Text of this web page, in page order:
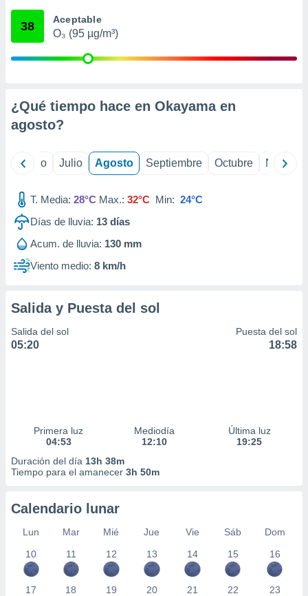
e
publicidad
1199
38 Aceptable
O₃ (95 µg/m³)
¿Qué tiempo hace en Okayama en
agosto?
Junio Julio Agosto Septiembre Octubre
T. Media: 28°C Max.: 32°C Min: 24°C
Días de lluvia: 13 días
Acum. de lluvia: 130 mm
Viento medio: 8 km/h
Salida y Puesta del sol
Salida del sol
05:20
Puesta del sol
18:58
Primera luz
04:53
Mediodía
12:10
Última luz
19:25
Duración del día 13h 38m
Tiempo para el amanecer 3h 50m
Calendario lunar
Lun Mar Mié Jue Vie Sáb
Dom
10
11 12 13 14 15 16
17 18 19 20 21 22 23